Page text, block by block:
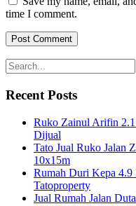
time I comment.
Search
for:
Recent Posts
Ruko Zainul Arifin 2.1
Dijual
Tato Jual Ruko Jalan
10x15m
Rumah Duri Kepa
Tatoproperty
Jual Rumah Jalan